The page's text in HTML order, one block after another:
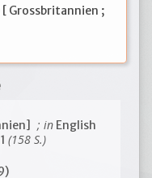
[ Grossbritannien ;
; in English
(158 S.)